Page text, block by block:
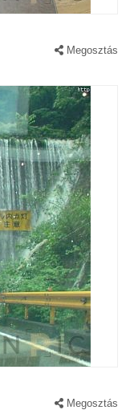
Megosztás
Megosztás